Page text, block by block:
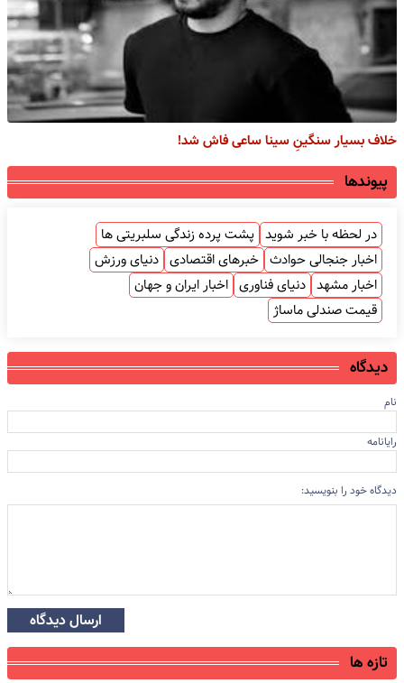
خلاف بسیار سنگینِ سینا ساعی فاش شد!
پیوندها
در لحظه با خبر شوید پشت پرده زندگی سلبریتی ها
اخبار جنجالی حوادث خبرهای اقتصادی دنیای ورزش
اخبار مشهد دنیای فناوری اخبار ایران و جهان
قیمت صندلی ماساژ
دیدگاه
نام
رایانامه
دیدگاه خود را بنویسید:
ارسال دیدگاه
تازه ها